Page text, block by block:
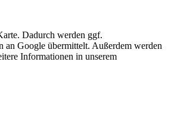
Dadurch werden ggf.
an Google übermittelt. Außerdem werden
Informationen in unserem